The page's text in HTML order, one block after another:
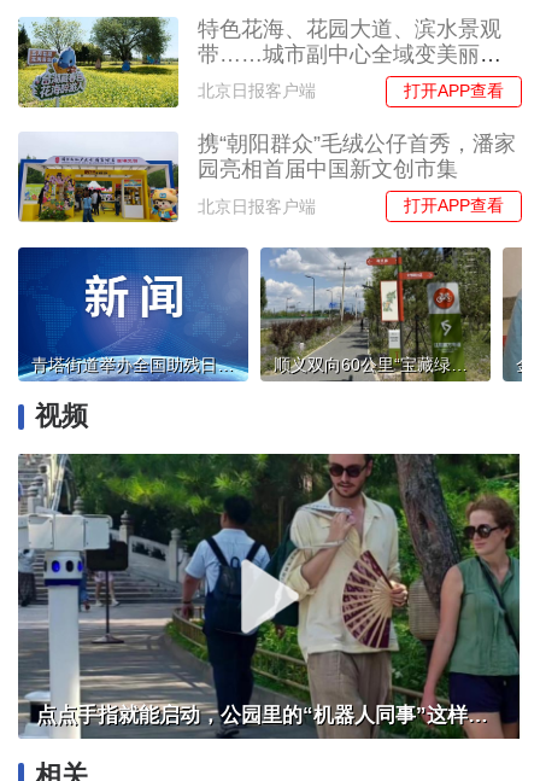
特色花海、花园大道、滨水景观
带……城市副中心全域变美丽大
花园
北京日报客户端 打开APP查看
携“朝阳群众”毛绒公仔首秀，潘家
园亮相首届中国新文创市集
北京日报客户端 打开APP查看
青塔街道举办全国助残日系列活动 顺义双向60公里“宝藏绿道”，骑行漫步皆惬意
视频
点点手指就能启动，公园里的“机器人同事”这样干活